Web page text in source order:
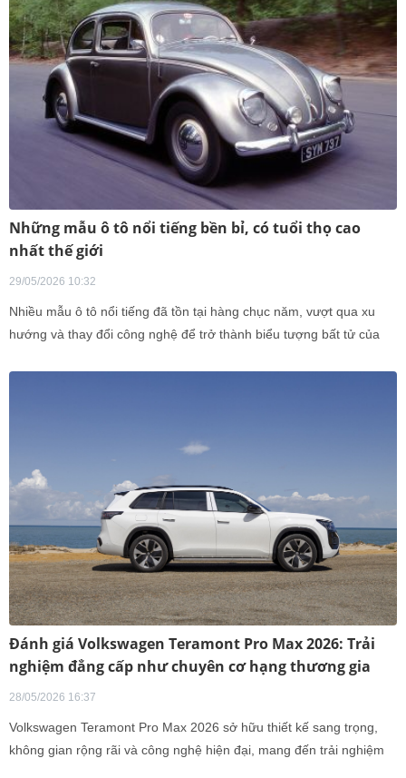
Những mẫu ô tô nổi tiếng bền bỉ, có tuổi thọ cao
nhất thế giới
29/05/2026 10:32
Nhiều mẫu ô tô nổi tiếng đã tồn tại hàng chục năm, vượt qua xu
hướng và thay đổi công nghệ để trở thành biểu tượng bất tử của
Đánh giá Volkswagen Teramont Pro Max 2026: Trải
nghiệm đẳng cấp như chuyên cơ hạng thương gia
28/05/2026 16:37
Volkswagen Teramont Pro Max 2026 sở hữu thiết kế sang trọng,
không gian rộng rãi và công nghệ hiện đại, mang đến trải nghiệm